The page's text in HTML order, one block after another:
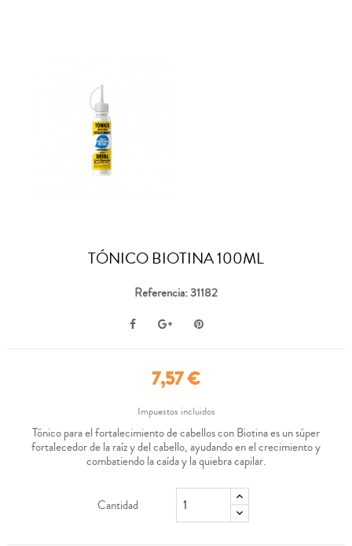
TÓNICO BIOTINA 100ML
Referencia: 31182
7,57 €
Impuestos incluidos
Tónico para el fortalecimiento de cabellos con Biotina es un súper
fortalecedor de la raíz y del cabello, ayudando en el crecimiento y
combatiendo la caída y la quiebra capilar.
Cantidad